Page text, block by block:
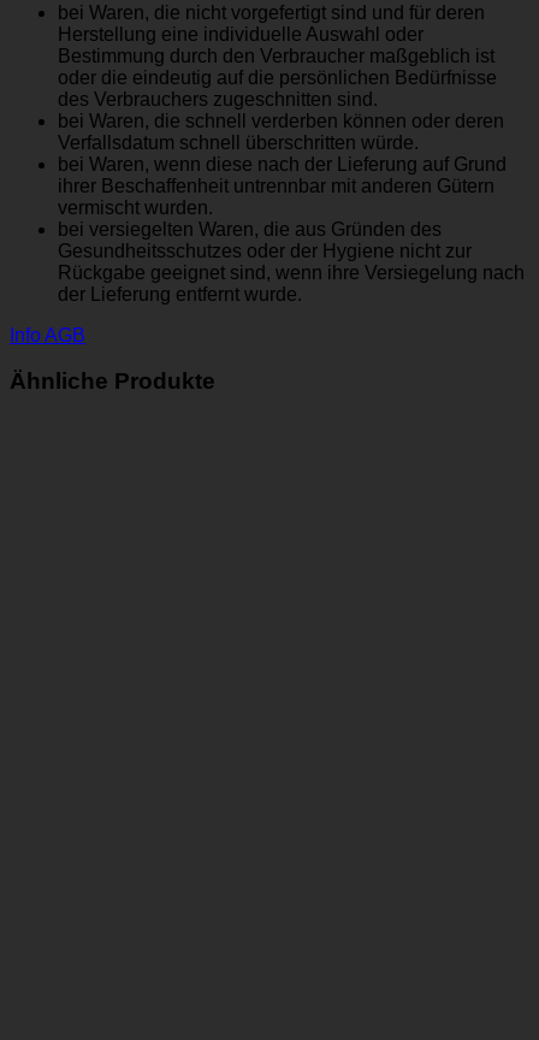
bei Waren, die nicht vorgefertigt sind und für deren
Herstellung eine individuelle Auswahl oder
Bestimmung durch den Verbraucher maßgeblich ist
oder die eindeutig auf die persönlichen Bedürfnisse
des Verbrauchers zugeschnitten sind.
bei Waren, die schnell verderben können oder deren
Verfallsdatum schnell überschritten würde.
bei Waren, wenn diese nach der Lieferung auf Grund
ihrer Beschaffenheit untrennbar mit anderen Gütern
vermischt wurden.
bei versiegelten Waren, die aus Gründen des
Gesundheitsschutzes oder der Hygiene nicht zur
Rückgabe geeignet sind, wenn ihre Versiegelung nach
der Lieferung entfernt wurde.
Info AGB
Ähnliche Produkte